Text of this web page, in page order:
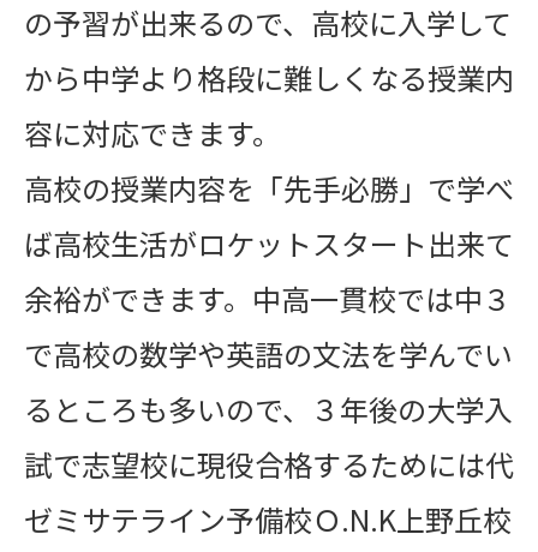
の予習が出来るので、高校に入学して
から中学より格段に難しくなる授業内
容に対応できます。
高校の授業内容を「先手必勝」で学べ
ば高校生活がロケットスタート出来て
余裕ができます。中高一貫校では中３
で高校の数学や英語の文法を学んでい
るところも多いので、３年後の大学入
試で志望校に現役合格するためには代
ゼミサテライン予備校Ｏ.N.K上野丘校